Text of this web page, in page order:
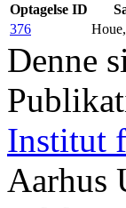
Optagelse ID
376
Denne
Institut
Aarhus